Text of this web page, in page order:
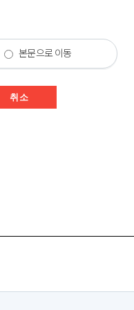
본문으로 이동
취소